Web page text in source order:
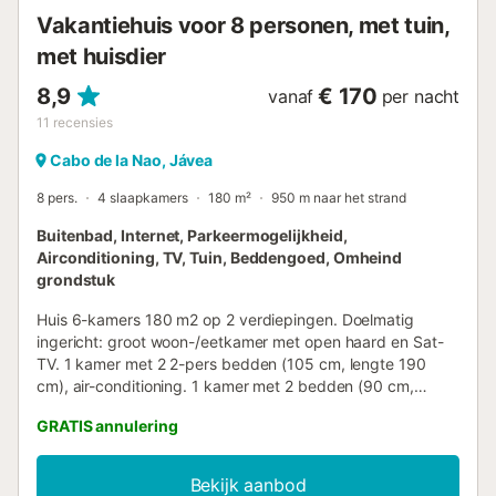
Vakantiehuis voor 8 personen, met tuin,
met huisdier
8,9
11 recensies
vanaf € 170 per nacht
Cabo de la Nao, Jávea
8 pers. 4 slaapkamers 180 m² 950 m naar het strand
Buitenbad, Internet, Parkeermogelijkheid,
Airconditioning, TV, Tuin, Beddengoed, Omheind
grondstuk
Huis 6-kamers 180 m2 op 2 verdiepingen. Doelmatig
ingericht: groot woon-/eetkamer met open haard en Sat-
TV. 1 kamer met 2 2-pers bedden (105 cm, lengte 190
cm), air-conditioning. 1 kamer met 2 bedden (90 cm,
broodrooster, waterkoker, diepvriezer, elektrische
koffiemachine). Bad/WC. Souterrain: (buitentrap), 1 kamer
met 1 2-pers bed (150 cm, lengte 200 cm), air-
GRATIS annulering
Bekijk aanbod